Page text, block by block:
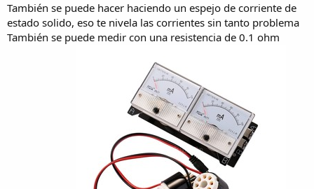
También se puede hacer haciendo un espejo de corriente de
estado solido, eso te nivela las corrientes sin tanto problema
También se puede medir con una resistencia de 0.1 ohm